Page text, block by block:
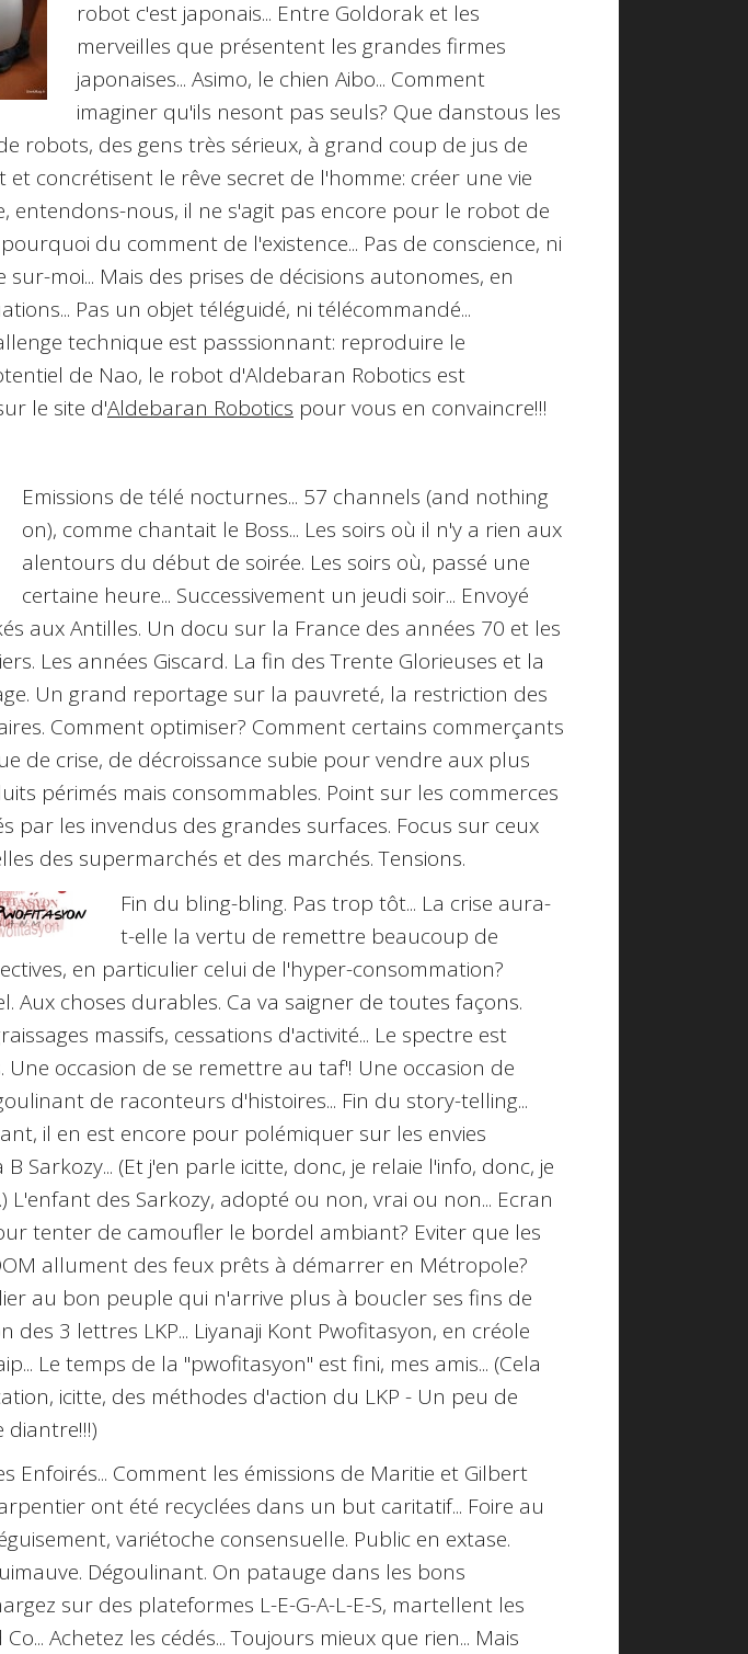
robot c'est japonais... Entre Goldorak et les
merveilles que présentent les grandes firmes
japonaises... Asimo, le chien Aibo... Comment
imaginer qu'ils nesont pas seuls? Que danstous les
robots, des gens très sérieux, à grand coup de jus de
et concrétisent le rêve secret de l'homme: créer une vie
entendons-nous, il ne s'agit pas encore pour le robot de
du comment de l'existence... Pas de conscience, ni
sur-moi... Mais des prises de décisions autonomes, en
Pas un objet téléguidé, ni télécommandé...
technique est passsionnant: reproduire le
de Nao, le robot d'Aldebaran Robotics est
le site d'Aldebaran Robotics pour vous en convaincre!!!
Emissions de télé nocturnes... 57 channels (and nothing
on), comme chantait le Boss... Les soirs où il n'y a rien aux
alentours du début de soirée. Les soirs où, passé une
certaine heure... Successivement un jeudi soir... Envoyé
aux Antilles. Un docu sur la France des années 70 et les
Les années Giscard. La fin des Trente Glorieuses et la
Un grand reportage sur la pauvreté, la restriction des
Comment optimiser? Comment certains commerçants
de crise, de décroissance subie pour vendre aux plus
périmés mais consommables. Point sur les commerces
par les invendus des grandes surfaces. Focus sur ceux
des supermarchés et des marchés. Tensions.
Fin du bling-bling. Pas trop tôt... La crise aura-
t-elle la vertu de remettre beaucoup de
en particulier celui de l'hyper-consommation?
Aux choses durables. Ca va saigner de toutes façons.
massifs, cessations d'activité... Le spectre est
Une occasion de se remettre au taf'! Une occasion de
de raconteurs d'histoires... Fin du story-telling...
il en est encore pour polémiquer sur les envies
Sarkozy... (Et j'en parle icitte, donc, je relaie l'info, donc, je
L'enfant des Sarkozy, adopté ou non, vrai ou non... Ecran
tenter de camoufler le bordel ambiant? Eviter que les
allument des feux prêts à démarrer en Métropole?
au bon peuple qui n'arrive plus à boucler ses fins de
des 3 lettres LKP... Liyanaji Kont Pwofitasyon, en créole
Le temps de la "pwofitasyon" est fini, mes amis... (Cela
icitte, des méthodes d'action du LKP - Un peu de
diantre!!!)
Enfoirés... Comment les émissions de Maritie et Gilbert
ont été recyclées dans un but caritatif... Foire au
variétoche consensuelle. Public en extase.
Dégoulinant. On patauge dans les bons
sur des plateformes L-E-G-A-L-E-S, martellent les
Achetez les cédés... Toujours mieux que rien... Mais